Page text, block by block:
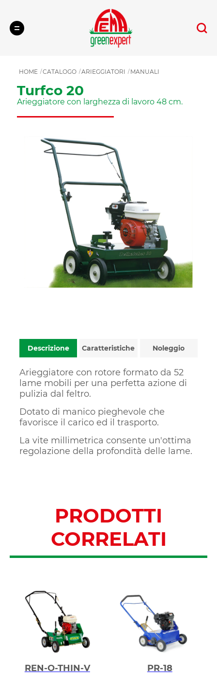
Cerca
HOME CATALOGO ARIEGGIATORI MANUALI
Turfco 20
Arieggiatore con larghezza di lavoro 48 cm.
Descrizione Caratteristiche Noleggio
Arieggiatore con rotore formato da 52
lame mobili per una perfetta azione di
pulizia dal feltro.
Dotato di manico pieghevole che
favorisce il carico ed il trasporto.
La vite millimetrica consente un'ottima
regolazione della profondità delle lame.
PRODOTTI
CORRELATI
REN-O-THIN-V PR-18